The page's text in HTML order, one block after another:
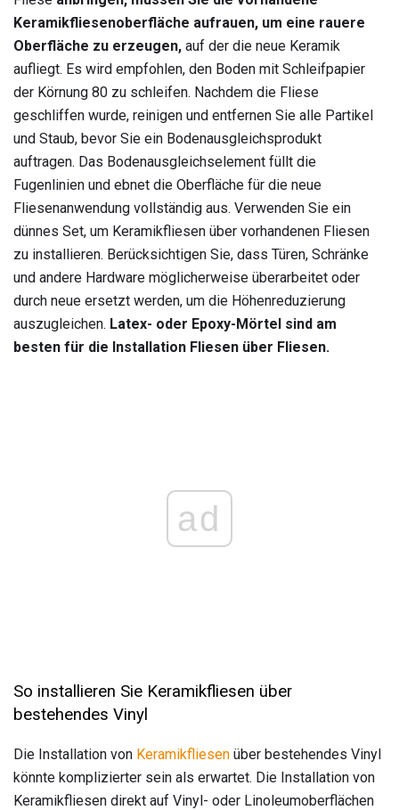
Keramikfliesenoberfläche aufrauen, um eine rauere
Oberfläche zu erzeugen, auf der die neue Keramik
aufliegt. Es wird empfohlen, den Boden mit Schleifpapier
der Körnung 80 zu schleifen. Nachdem die Fliese
geschliffen wurde, reinigen und entfernen Sie alle Partikel
und Staub, bevor Sie ein Bodenausgleichsprodukt
auftragen. Das Bodenausgleichselement füllt die
Fugenlinien und ebnet die Oberfläche für die neue
Fliesenanwendung vollständig aus. Verwenden Sie ein
dünnes Set, um Keramikfliesen über vorhandenen Fliesen
zu installieren. Berücksichtigen Sie, dass Türen, Schränke
und andere Hardware möglicherweise überarbeitet oder
durch neue ersetzt werden, um die Höhenreduzierung
auszugleichen. Latex- oder Epoxy-Mörtel sind am
besten für die Installation Fliesen über Fliesen.
ad
So installieren Sie Keramikfliesen über
bestehendes Vinyl
Die Installation von Keramikfliesen über bestehendes Vinyl
könnte komplizierter sein als erwartet. Die Installation von
Keramikfliesen direkt auf Vinyl- oder Linoleumoberflächen